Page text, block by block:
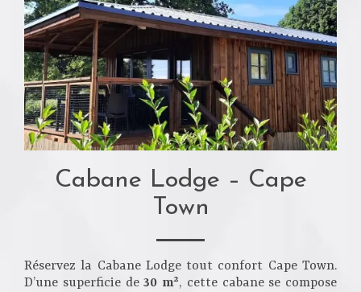
Cabane Lodge – Cape
Town
Réservez la Cabane Lodge tout confort Cape Town.
D’une superficie de30 m², cette cabane se compose